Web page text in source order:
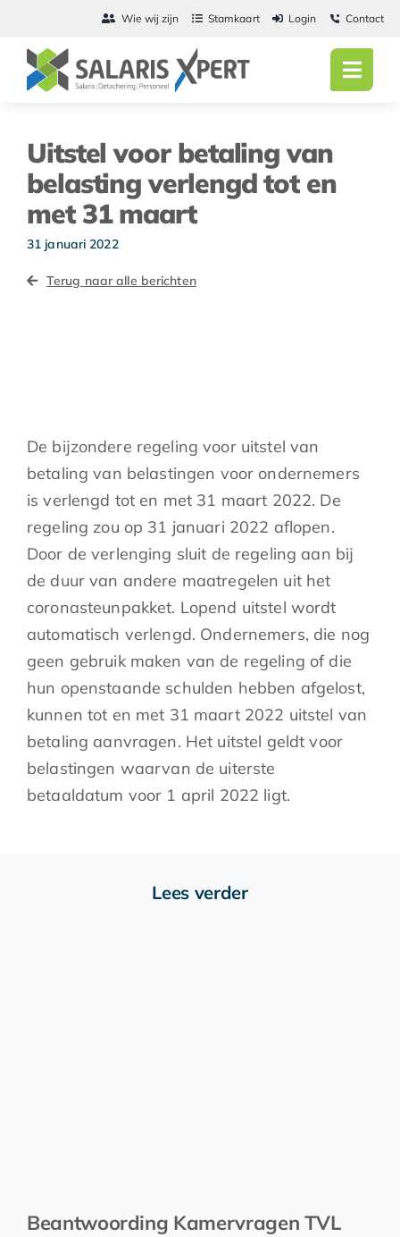
inhoud
Wie wij zijn Stamkaart Login Contact
Uitstel voor betaling van
belasting verlengd tot en
met 31 maart
31 januari 2022
Terug naar alle berichten
De bijzondere regeling voor uitstel van
betaling van belastingen voor ondernemers
is verlengd tot en met 31 maart 2022. De
regeling zou op 31 januari 2022 aflopen.
Door de verlenging sluit de regeling aan bij
de duur van andere maatregelen uit het
coronasteunpakket. Lopend uitstel wordt
automatisch verlengd. Ondernemers, die nog
geen gebruik maken van de regeling of die
hun openstaande schulden hebben afgelost,
kunnen tot en met 31 maart 2022 uitstel van
betaling aanvragen. Het uitstel geldt voor
belastingen waarvan de uiterste
betaaldatum voor 1 april 2022 ligt.
Lees verder
Beantwoording Kamervragen TVL